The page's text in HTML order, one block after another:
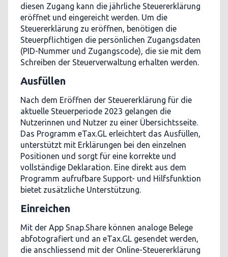
diesen Zugang kann die jährliche Steuererklärung
eröffnet und eingereicht werden. Um die
Steuererklärung zu eröffnen, benötigen die
Steuerpflichtigen die persönlichen Zugangsdaten
(PID-Nummer und Zugangscode), die sie mit dem
Schreiben der Steuerverwaltung erhalten werden.
Ausfüllen
Nach dem Eröffnen der Steuererklärung für die
aktuelle Steuerperiode 2023 gelangen die
Nutzerinnen und Nutzer zu einer Übersichtsseite.
Das Programm eTax.GL erleichtert das Ausfüllen,
unterstützt mit Erklärungen bei den einzelnen
Positionen und sorgt für eine korrekte und
vollständige Deklaration. Eine direkt aus dem
Programm aufrufbare Support- und Hilfsfunktion
bietet zusätzliche Unterstützung.
Einreichen
Mit der App Snap.Share können analoge Belege
abfotografiert und an eTax.GL gesendet werden,
die anschliessend mit der Online-Steuererklärung